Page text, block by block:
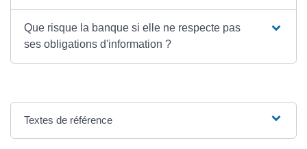
Que risque la banque si elle ne respecte pas
ses obligations d'information ?
Textes de référence